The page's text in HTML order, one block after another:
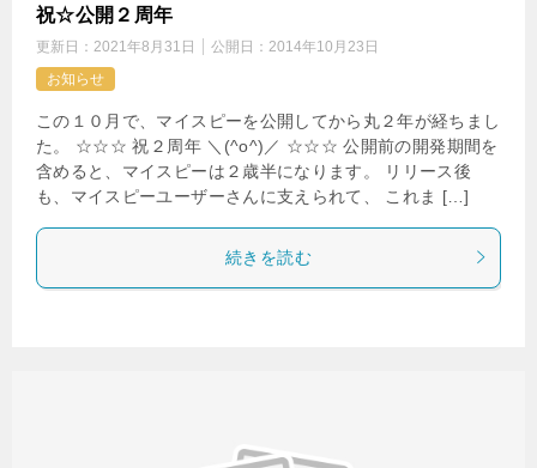
祝☆公開２周年
更新日： 2021年8月31日 公開日： 2014年10月23日
お知らせ
この１０月で、マイスピーを公開してから丸２年が経ちまし
た。 ☆☆☆ 祝２周年 ＼(^o^)／ ☆☆☆ 公開前の開発期間を
含めると、マイスピーは２歳半になります。 リリース後
も、マイスピーユーザーさんに支えられて、 これま […]
続きを読む